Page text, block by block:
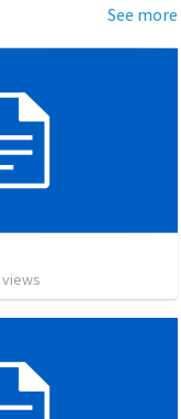
See more
views